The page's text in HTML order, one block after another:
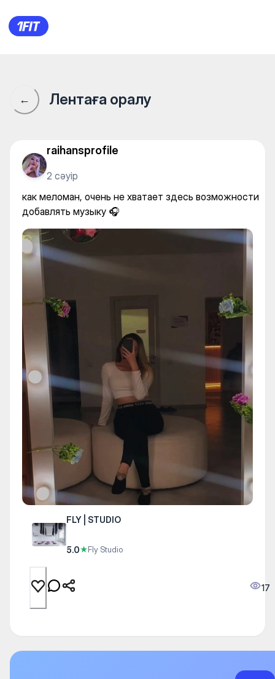
FLY | STUDIO — Fly yoga
← Лентаға оралу
raihansprofile
2 сәуір
как меломан, очень не хватает здесь возможности
добавлять музыку 🎧
FLY | STUDIO
5.0★Fly Studio
17